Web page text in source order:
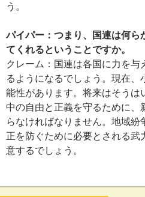
う。
パイパー：つまり、国連は何ら
てくれるということですか。
クレーム：国連は各国に力を与
るようになるでしょう。現在
能性があります。将来はそうは
中の自由と正義を守るために、
らなければなりません。地域紛
正を防ぐために必要とされる武
意するでしょう。